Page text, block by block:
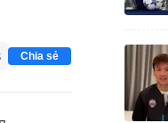
Chia sẻ